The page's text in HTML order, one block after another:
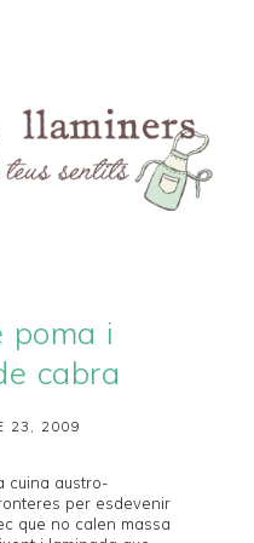
poma i
cabra
23, 2009
cuina austro-
per esdevenir
que no calen massa